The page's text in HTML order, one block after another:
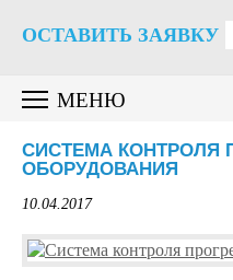
ОСТАВИТЬ ЗАЯВКУ
МЕНЮ
СИСТЕМА КОНТРОЛЯ
ОБОРУДОВАНИЯ
10.04.2017